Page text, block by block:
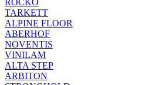
ROCKO
TARKETT
ALPINE FLOOR
ABERHOF
NOVENTIS
VINILAM
ALTA STEP
ARBITON